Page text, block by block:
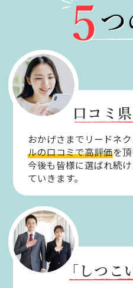
口コミ
おかげさまでリードネ
ルの口コミで高評価を
今後も皆様に選ばれ続
ていきます。
「しつこ